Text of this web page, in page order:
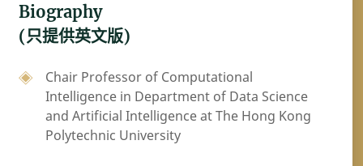
Biography
(只提供英文版)
Chair Professor of Computational
Intelligence in Department of Data Science
and Artificial Intelligence at The Hong Kong
Polytechnic University